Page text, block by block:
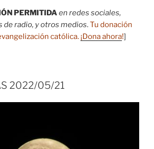
PERMITIDA en redes sociales,
de radio, y otros medios.Tu donación
católica. ¡Dona ahora!]
2022/05/21